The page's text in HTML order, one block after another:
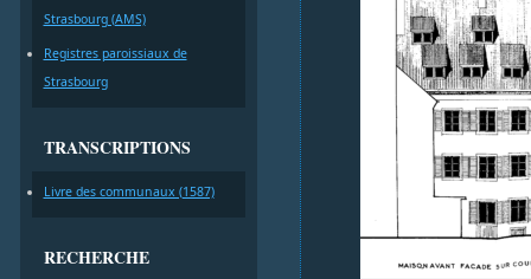
Strasbourg (AMS)
Registres paroissiaux de
Strasbourg
TRANSCRIPTIONS
Livre des communaux (1587)
RECHERCHE